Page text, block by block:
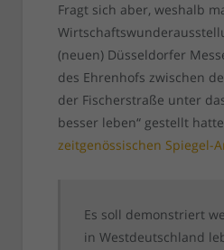
Fragt sich aber, weshalb
(neuen) Düsseldorfer
des Ehrenhofs zwischen
der Fischerstraße unter
besser leben“ gestellt
zeitgenössischen Spiegel-
Es soll demonstriert
in Westdeutschland